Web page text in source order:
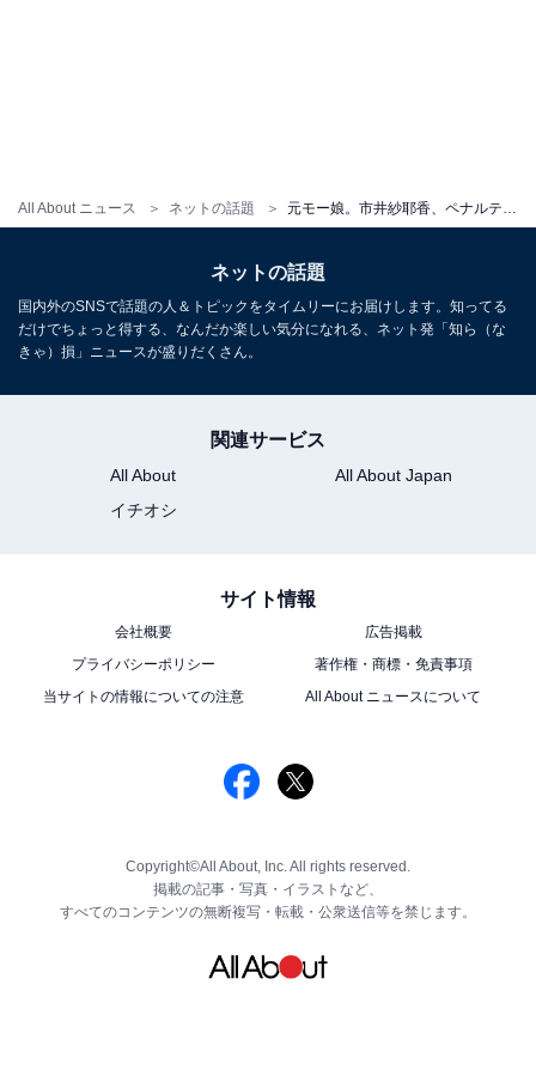
All About ニュース ネットの話題
ネットの話題
国内外のSNSで話題の人＆トピックをタイムリーにお届けします。知ってる
だけでちょっと得する、なんだか楽しい気分になれる、ネット発「知ら（な
きゃ）損」ニュースが盛りだくさん。
関連サービス
All About
All About Japan
イチオシ
サイト情報
会社概要
広告掲載
プライバシーポリシー
著作権・商標・免責事項
当サイトの情報についての注意
All About ニュースについて
Copyright©All About, Inc. All rights reserved.
掲載の記事・写真・イラストなど、
すべてのコンテンツの無断複写・転載・公衆送信等を禁じます。